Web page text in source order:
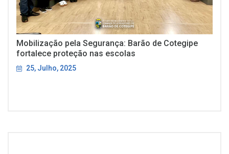
Mobilização pela Segurança: Barão de Cotegipe
fortalece proteção nas escolas
25, Julho, 2025